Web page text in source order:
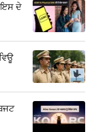
ਇਸ ਦੇ